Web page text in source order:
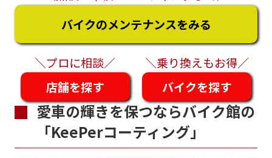
バイクのメンテナンスをみる
＼プロに相談／
＼乗り換えもお得／
店舗を探す
バイクを探す
愛車の輝きを保つならバイク館の
「KeePerコーティング」